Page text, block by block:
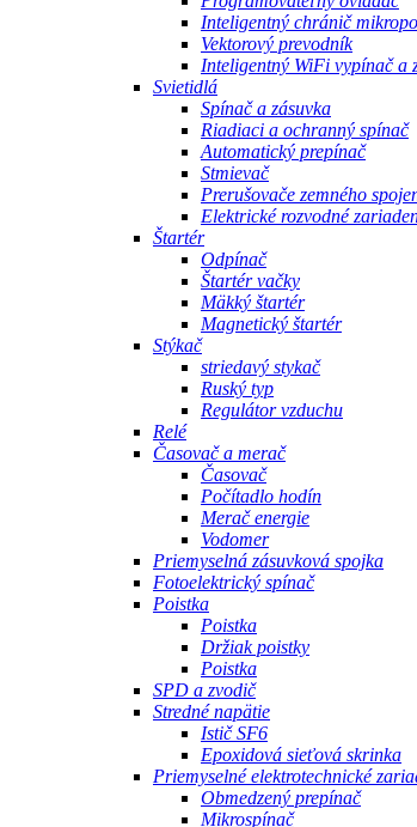
Inteligentný chránič
Vektorový prevodník
Inteligentný WiFi vypínač a
Svietidlá
Spínač a zásuvka
Riadiaci a ochranný spínač
Automatický prepínač
Stmievač
Prerušovače zemného
Elektrické rozvodné
Štartér
Odpínač
Štartér vačky
Mäkký štartér
Magnetický štartér
Stýkač
striedavý stykač
Ruský typ
Regulátor vzduchu
Relé
Časovač a merač
Časovač
Počítadlo hodín
Merač energie
Vodomer
Priemyselná zásuvková spojka
Fotoelektrický spínač
Poistka
Poistka
Držiak poistky
Poistka
SPD a zvodič
Stredné napätie
Istič SF6
Epoxidová sieťová skrinka
Priemyselné elektrotechnické
Obmedzený prepínač
Mikrospínač